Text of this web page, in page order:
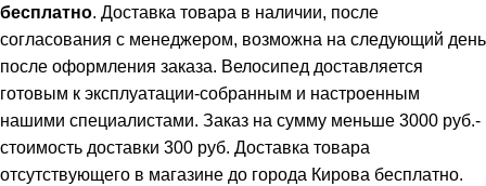
бесплатно. Доставка товара в наличии, после
согласования с менеджером, возможна на следующий день
после оформления заказа. Велосипед доставляется
готовым к эксплуатации-собранным и настроенным
нашими специалистами. Заказ на сумму меньше 3000 руб.-
стоимость доставки 300 руб. Доставка товара
отсутствующего в магазине до города Кирова бесплатно.